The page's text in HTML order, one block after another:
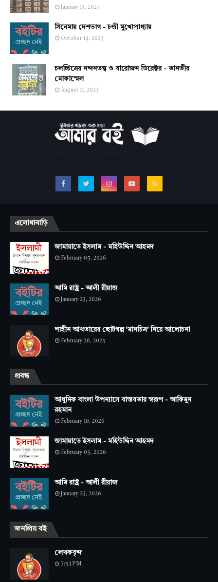
January 13, 2024
সিনেমায় দেশভাগ - চণ্ডী মুখোপাধ্যায়
October 14, 2023
চলচ্চিত্রের নন্দনতত্ত্ব ও বারোজন ডিরেক্টর - তানভীর
মোকাম্মেল
August 11, 2023
এলোধাবাড়ি
জামায়াতে ইসলাম - মহিউদ্দিন আহমদ
February 05, 2026
আমি রাষ্ট্র - আলী রীয়াজ
January 23, 2026
শাহীন আখতারের ছোটগল্প ‘মানচিত্র’ নিয়ে আলোচনা
February 26, 2025
প্রবন্ধ
আধুনিক বাংলা উপন্যাসে বাস্তবতার স্বরূপ - আকিমুন
রহমান
February 10, 2026
জামায়াতে ইসলাম - মহিউদ্দিন আহমদ
February 05, 2026
আমি রাষ্ট্র - আলী রীয়াজ
January 23, 2026
জনপ্রিয় বই
লেখকবৃন্দ
7:53 PM